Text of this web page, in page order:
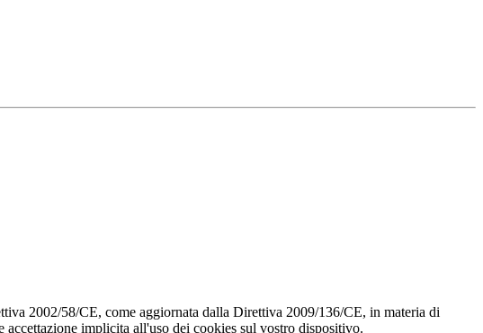
2002/58/CE, come aggiornata dalla Direttiva 2009/136/CE, in materia di
implicita all'uso dei cookies sul vostro dispositivo.